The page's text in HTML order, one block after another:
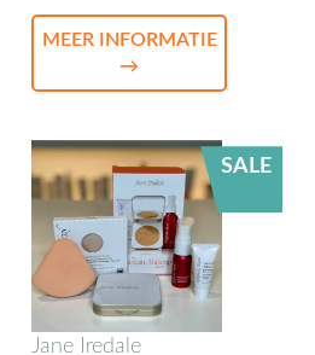
MEER INFORMATIE
→
SALE
Jane Iredale